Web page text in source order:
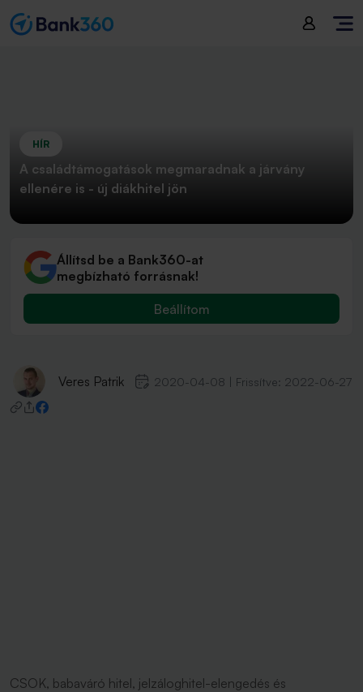
HÍR
A családtámogatások megmaradnak a járvány
ellenére is - új diákhitel jön
Állítsd be a Bank360-at
megbízható forrásnak!
Beállítom
Veres Patrik 2020-04-08 Frissítve: 2022-06-27
CSOK, babaváró hitel, jelzáloghitel-elengedés és